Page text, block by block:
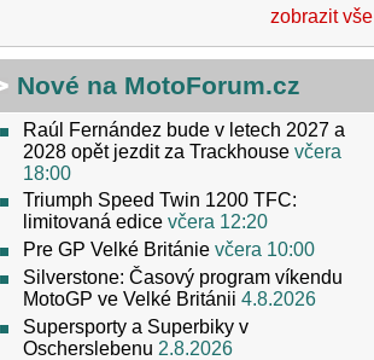
zobrazit vše
Nové na MotoForum.cz
Raúl Fernández bude v letech 2027 a
2028 opět jezdit za Trackhouse včera
18:00
Triumph Speed Twin 1200 TFC:
limitovaná edice včera 12:20
Pre GP Velké Británie včera 10:00
Silverstone: Časový program víkendu
MotoGP ve Velké Británii 4.8.2026
Supersporty a Superbiky v
Oscherslebenu 2.8.2026